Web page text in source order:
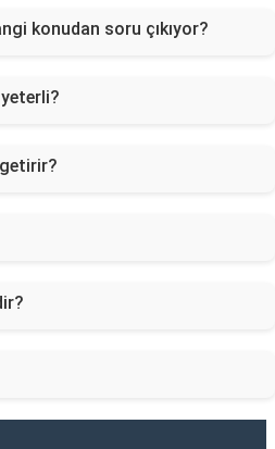
konudan soru çıkıyor?